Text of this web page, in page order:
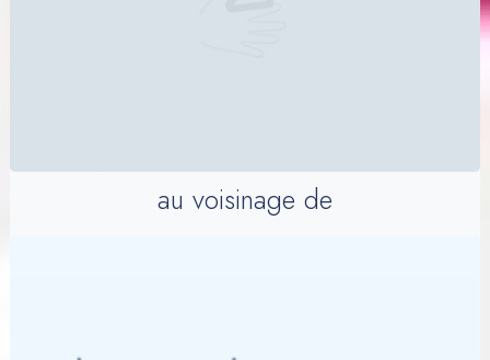
au voisinage de